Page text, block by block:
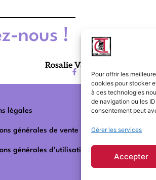
Pour offrir les
cookies pour stocker
à ces technologies
de navigation ou les
consentement peut
Gérer les services
Accepter
nous !
Rosalie Varda-Demy
légales
générales de vente
générales d'utilisation